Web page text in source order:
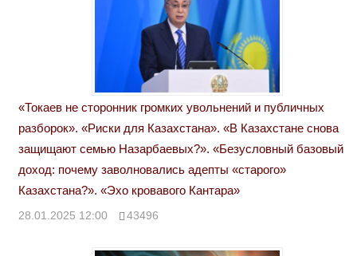
«Токаев не сторонник громких увольнений и публичных
разборок». «Риски для Казахстана». «В Казахстане снова
защищают семью Назарбаевых?». «Безусловный базовый
доход: почему заволновались адепты «старого»
Казахстана?». «Эхо кровавого Кантара»
28.01.2025 12:00 43496